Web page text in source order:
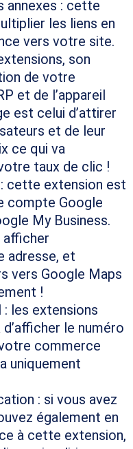
annexes : cette
les liens en
vers votre site.
son
de votre
et de l’appareil
est celui d’attirer
et de leur
ce qui va
taux de clic !
cette extension est
compte Google
My Business.
adresse, et
vers Google Maps
!
: les extensions
le numéro
commerce
uniquement
: si vous avez
également en
à cette extension,